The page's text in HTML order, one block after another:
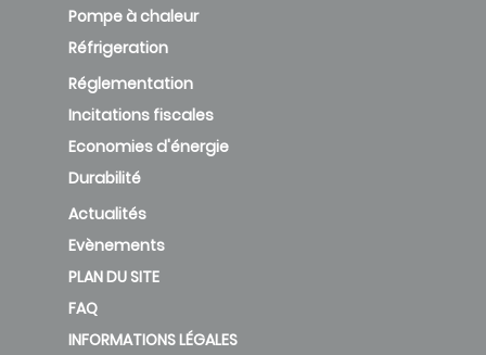
Pompe à chaleur
Réfrigeration
Réglementation
Incitations fiscales
Economies d'énergie
Durabilité
Actualités
Evènements
PLAN DU SITE
FAQ
INFORMATIONS LÉGALES